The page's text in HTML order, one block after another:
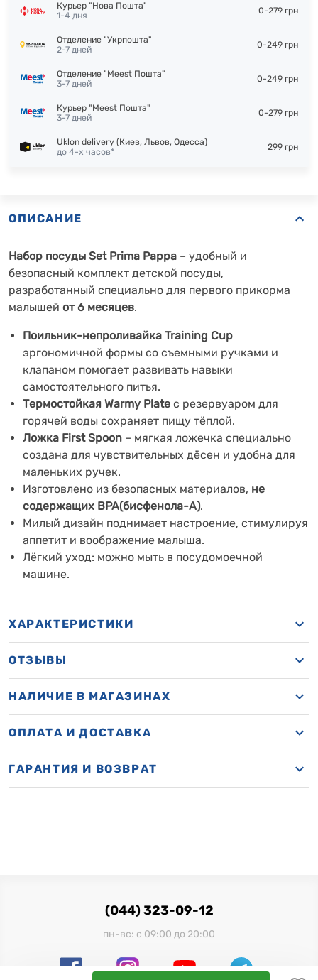
Курьер "Нова Пошта"
1-4 дня
0-279 грн
Отделение "Укрпошта"
2-7 дней
0-249 грн
Отделение "Meest Пошта"
3-7 дней
0-249 грн
Курьер "Meest Пошта"
3-7 дней
0-279 грн
Uklon delivery (Киев, Львов, Одесса)
до 4-х часов*
299 грн
ОПИСАНИЕ
Набор посуды Set Prima Pappa – удобный и
безопасный комплект детской посуды,
разработанный специально для первого прикорма
малышей от 6 месяцев.
Поильник-непроливайка Training Cup
эргономичной формы со съемными ручками и
клапаном помогает развивать навыки
самостоятельного питья.
Термостойкая Warmy Plate с резервуаром для
горячей воды сохраняет пищу тёплой.
Ложка First Spoon – мягкая ложечка специально
создана для чувствительных дёсен и удобна для
маленьких ручек.
Изготовлено из безопасных материалов, не
содержащих BPA(бисфенола-А).
Милый дизайн поднимает настроение, стимулируя
аппетит и воображение малыша.
Лёгкий уход: можно мыть в посудомоечной
машине.
ХАРАКТЕРИСТИКИ
ОТЗЫВЫ
НАЛИЧИЕ В МАГАЗИНАХ
ОПЛАТА И ДОСТАВКА
ГАРАНТИЯ И ВОЗВРАТ
(044) 323-09-12
пн-вс: с 09:00 до 20:00